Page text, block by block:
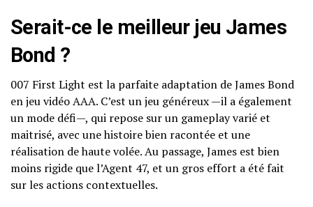
Serait-ce l e meilleur jeu James
Bond ?
007 First Light est la parfaite adaptation de James Bond
en jeu vidéo AAA. C’est un jeu généreux —il a également
un mode défi—, qui repose sur un gameplay varié et
maitrisé, avec une histoire bien racontée et une
réalisation de haute volée. Au passage, James est bien
moins rigide que l’Agent 47, et un gros effort a été fait
sur les actions contextuelles.